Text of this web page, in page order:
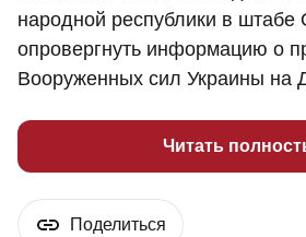
народной республики в
опровергнуть информацию о
Вооруженных сил Украины на
Читать
Поделиться